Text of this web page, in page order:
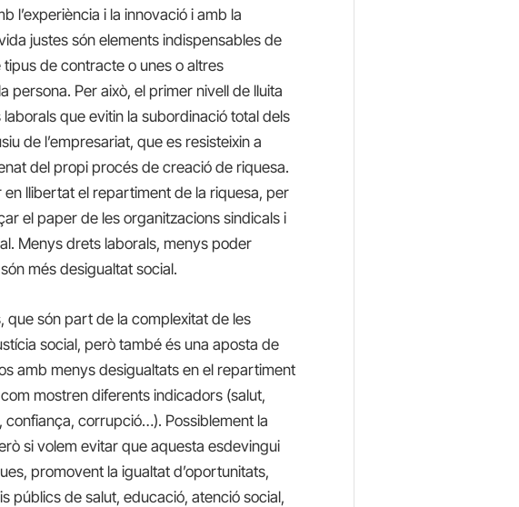
l’experiència i la innovació i amb la
justes són elements indispensables de
tipus de contracte o unes o altres
persona. Per això, el primer nivell de lluita
que evitin la subordinació total dels
de l’empresariat, que es resisteixin a
del propi procés de creació de riquesa.
llibertat el repartiment de la riquesa, per
el paper de les organitzacions sindicals i
Menys drets laborals, menys poder
més desigualtat social.
que són part de la complexitat de les
social, però també és una aposta de
amb menys desigualtats en el repartiment
mostren diferents indicadors (salut,
corrupció…). Possiblement la
si volem evitar que aquesta esdevingui
promovent la igualtat d’oportunitats,
públics de salut, educació, atenció social,